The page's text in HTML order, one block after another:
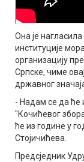
Она је
институције
организацију
Српске, чиме
државног
- Надам се да ће
"Кочићевог
ће из године у
Стојичићева.
Предсједник